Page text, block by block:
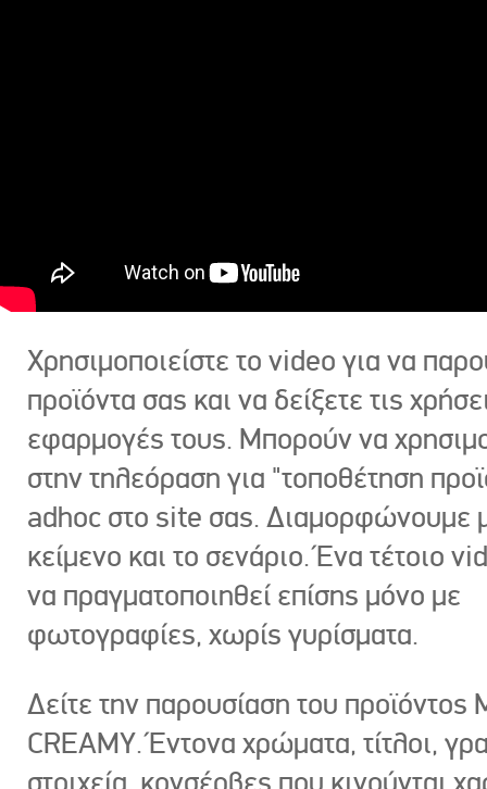
Χρησιμοποιείστε το video για να
προϊόντα σας και να δείξετε τις
εφαρμογές τους. Μπορούν να
στην τηλεόραση για "τοποθέτηση
adhoc στο site σας. Διαμορφώνουμε
κείμενο και το σενάριο. Ένα τέτοιο
να πραγματοποιηθεί επίσης μόνο με
φωτογραφίες, χωρίς γυρίσματα.
Δείτε την παρουσίαση του προϊόντος
CREAMY. Έντονα χρώματα, τίτλοι,